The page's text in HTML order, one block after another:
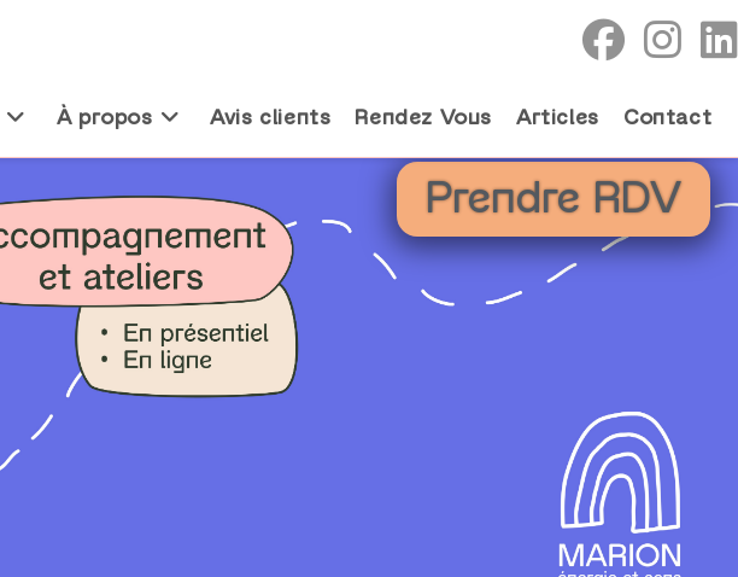
À propos Avis clients Rendez Vous Articles Contact
Prendre RDV